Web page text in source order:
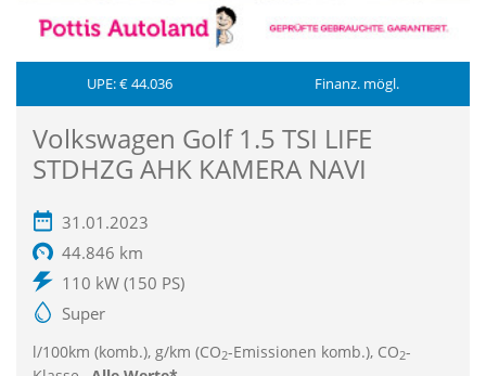
UPE: € 44.036 Finanz. mögl.
Volkswagen Golf 1.5 TSI LIFE
STDHZG AHK KAMERA NAVI
31.01.2023
44.846 km
110 kW (150 PS)
Super
l/100km (komb.), g/km (CO2-Emissionen komb.), CO2-